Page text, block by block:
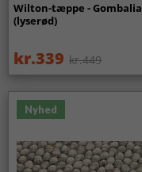
Wilton-tæppe - Gombalia
(lyserød)
kr.339 kr.449
Nyhed